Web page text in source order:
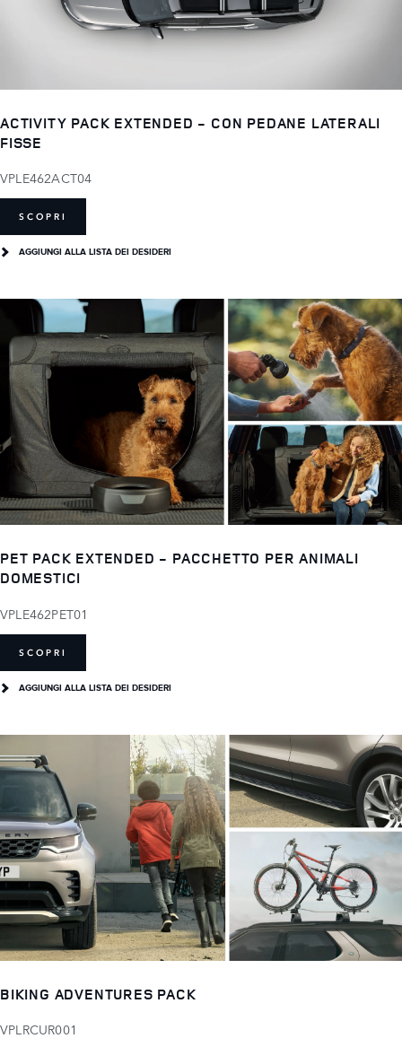
ACTIVITY PACK EXTENDED - CON PEDANE LATERALI
FISSE
VPLE462ACT04
SCOPRI
AGGIUNGI ALLA LISTA DEI DESIDERI
PET PACK EXTENDED - PACCHETTO PER ANIMALI
DOMESTICI
VPLE462PET01
SCOPRI
AGGIUNGI ALLA LISTA DEI DESIDERI
BIKING ADVENTURES PACK
VPLRCUR001